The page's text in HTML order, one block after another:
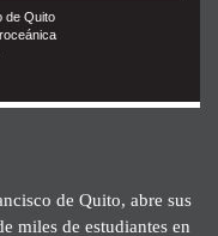
de Quito
de Quito, abre sus
miles de estudiantes en